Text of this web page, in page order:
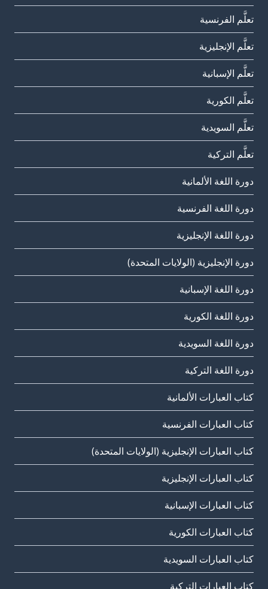
تعلَّم الفرنسية
تعلَّم الإنجليزية
تعلَّم الإسبانية
تعلَّم الكورية
تعلَّم السويدية
تعلَّم التركية
دورة اللغة الألمانية
دورة اللغة الفرنسية
دورة اللغة الإنجليزية
دورة الإنجليزية (الولايات المتحدة)
دورة اللغة الإسبانية
دورة اللغة الكورية
دورة اللغة السويدية
دورة اللغة التركية
كتاب العبارات الألمانية
كتاب العبارات الفرنسية
كتاب العبارات الإنجليزية (الولايات المتحدة)
كتاب العبارات الإنجليزية
كتاب العبارات الإسبانية
كتاب العبارات الكورية
كتاب العبارات السويدية
كتاب العبارات التركية